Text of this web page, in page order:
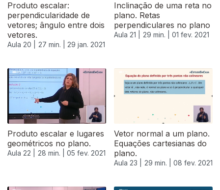
Produto escalar:
perpendicularidade de
vetores; ângulo entre dois
vetores.
Aula 20 | 27 min. | 29 jan. 2021
Inclinação de uma reta no
plano. Retas
perpendiculares no plano
Aula 21 | 29 min. | 01 fev. 2021
Produto escalar e lugares
geométricos no plano.
Aula 22 | 28 min. | 05 fev. 2021
Vetor normal a um plano.
Equações cartesianas do
plano.
Aula 23 | 29 min. | 08 fev. 2021
522850